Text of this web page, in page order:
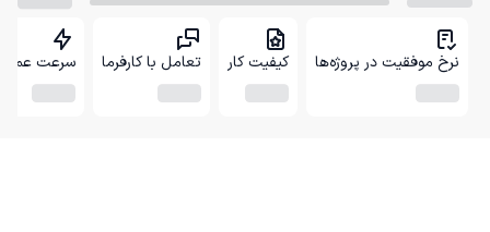
نرخ موفقیت در پروژه‌ها کیفیت کار تعامل با کارفرما سرعت عمل